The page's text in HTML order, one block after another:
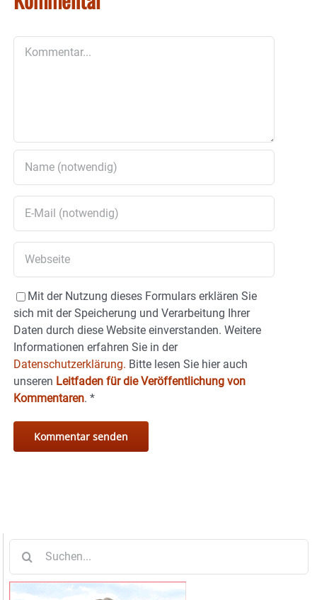
Mit der Nutzung dieses Formulars erklären Sie
sich mit der Speicherung und Verarbeitung Ihrer
Daten durch diese Website einverstanden. Weitere
Informationen erfahren Sie in der
Datenschutzerklärung. Bitte lesen Sie hier auch
unseren Leitfaden für die Veröffentlichung von
Kommentaren. *
nach: